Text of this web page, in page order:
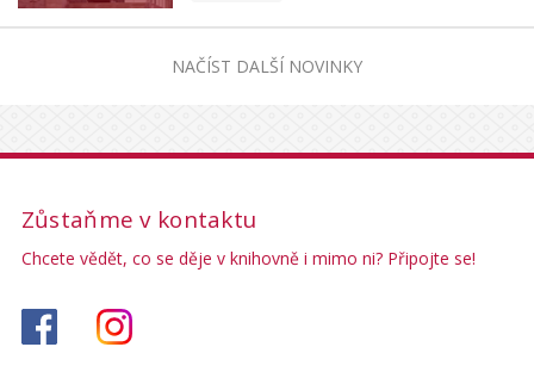
NAČÍST DALŠÍ NOVINKY
Zůstaňme v kontaktu
Chcete vědět, co se děje v knihovně i mimo ni? Připojte se!